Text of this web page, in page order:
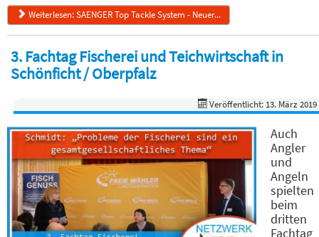
Weiterlesen: SAENGER Top Tackle System - Neuer...
3. Fachtag Fischerei und Teichwirtschaft in
Schönficht / Oberpfalz
Veröffentlicht: 13. März 2019
Auch
Angler
und
Angeln
spielten
beim
dritten
Fachtag